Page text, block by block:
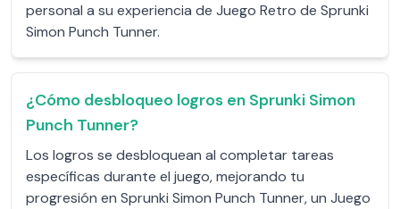
personal a su experiencia de Juego Retro de Sprunki
Simon Punch Tunner.
¿Cómo desbloqueo logros en Sprunki Simon
Punch Tunner?
Los logros se desbloquean al completar tareas
específicas durante el juego, mejorando tu
progresión en Sprunki Simon Punch Tunner, un Juego